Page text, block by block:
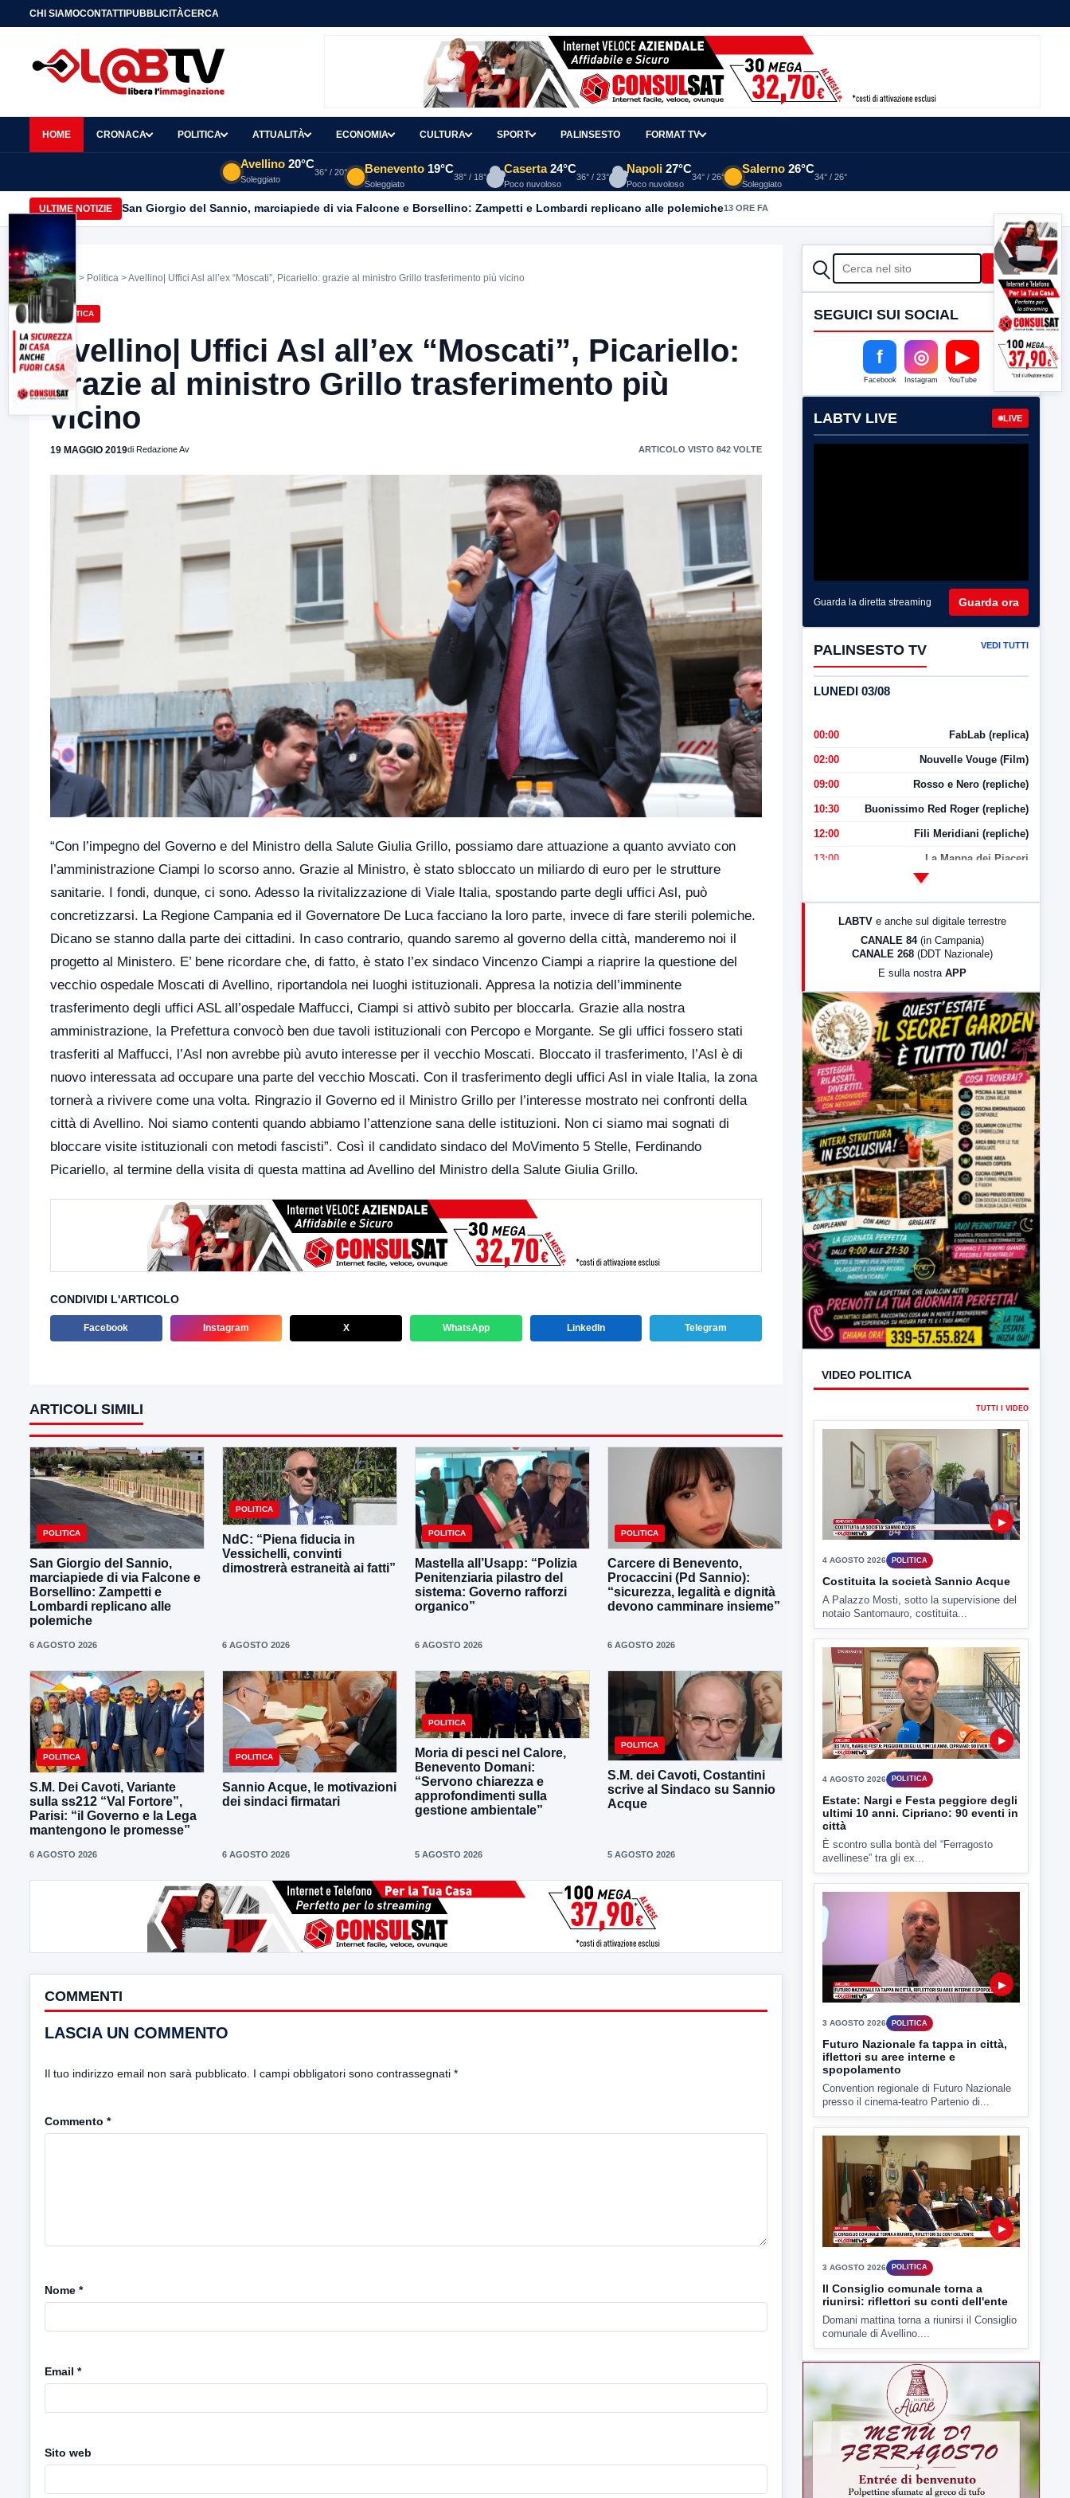
CHI SIAMOCONTATTIPUBBLICITÀCERCA
HOME CRONACA POLITICA ATTUALITÀ ECONOMIA CULTURA SPORT PALINSESTO FORMAT TV
Avellino 20°C
Soleggiato
36° / 20° Benevento 19°C
Soleggiato
38° / 18°
Caserta 24°C
Poco nuvoloso
36° / 23°
Napoli 27°C
Poco nuvoloso
34° / 26°
Salerno 26°C
Soleggiato
34° / 26°
ULTIME NOTIZIE San Giorgio del Sannio, marciapiede di via Falcone e Borsellino: Zampetti e Lombardi replicano alle polemiche13 ORE FA
Home > Politica > Avellino| Uffici Asl all’ex “Moscati”, Picariello: grazie al ministro Grillo trasferimento più vicino
POLITICA
Avellino| Uffici Asl all’ex “Moscati”, Picariello:
grazie al ministro Grillo trasferimento più
vicino
19 MAGGIO 2019di Redazione Av ARTICOLO VISTO 842 VOLTE
“Con l’impegno del Governo e del Ministro della Salute Giulia Grillo, possiamo dare attuazione a quanto avviato con
l’amministrazione Ciampi lo scorso anno. Grazie al Ministro, è stato sbloccato un miliardo di euro per le strutture
sanitarie. I fondi, dunque, ci sono. Adesso la rivitalizzazione di Viale Italia, spostando parte degli uffici Asl, può
concretizzarsi. La Regione Campania ed il Governatore De Luca facciano la loro parte, invece di fare sterili polemiche.
Dicano se stanno dalla parte dei cittadini. In caso contrario, quando saremo al governo della città, manderemo noi il
progetto al Ministero. E’ bene ricordare che, di fatto, è stato l’ex sindaco Vincenzo Ciampi a riaprire la questione del
vecchio ospedale Moscati di Avellino, riportandola nei luoghi istituzionali. Appresa la notizia dell’imminente
trasferimento degli uffici ASL all’ospedale Maffucci, Ciampi si attivò subito per bloccarla. Grazie alla nostra
amministrazione, la Prefettura convocò ben due tavoli istituzionali con Percopo e Morgante. Se gli uffici fossero stati
trasferiti al Maffucci, l’Asl non avrebbe più avuto interesse per il vecchio Moscati. Bloccato il trasferimento, l’Asl è di
nuovo interessata ad occupare una parte del vecchio Moscati. Con il trasferimento degli uffici Asl in viale Italia, la zona
tornerà a rivivere come una volta. Ringrazio il Governo ed il Ministro Grillo per l’interesse mostrato nei confronti della
città di Avellino. Noi siamo contenti quando abbiamo l’attenzione sana delle istituzioni. Non ci siamo mai sognati di
bloccare visite istituzionali con metodi fascisti”. Così il candidato sindaco del MoVimento 5 Stelle, Ferdinando
Picariello, al termine della visita di questa mattina ad Avellino del Ministro della Salute Giulia Grillo.
CONDIVIDI L'ARTICOLO
Facebook Instagram X WhatsApp LinkedIn Telegram
ARTICOLI SIMILI
POLITICA
San Giorgio del Sannio,
marciapiede di via Falcone e
Borsellino: Zampetti e
Lombardi replicano alle
polemiche
6 AGOSTO 2026
POLITICA
NdC: “Piena fiducia in
Vessichelli, convinti
dimostrerà estraneità ai fatti”
6 AGOSTO 2026
POLITICA
Mastella all’Usapp: “Polizia
Penitenziaria pilastro del
sistema: Governo rafforzi
organico”
6 AGOSTO 2026
POLITICA
Carcere di Benevento,
Procaccini (Pd Sannio):
“sicurezza, legalità e dignità
devono camminare insieme”
6 AGOSTO 2026
POLITICA
S.M. Dei Cavoti, Variante
sulla ss212 “Val Fortore”,
Parisi: “il Governo e la Lega
mantengono le promesse”
6 AGOSTO 2026
POLITICA
Sannio Acque, le motivazioni
dei sindaci firmatari
6 AGOSTO 2026
POLITICA
Moria di pesci nel Calore,
Benevento Domani:
“Servono chiarezza e
approfondimenti sulla
gestione ambientale”
5 AGOSTO 2026
POLITICA
S.M. dei Cavoti, Costantini
scrive al Sindaco su Sannio
Acque
5 AGOSTO 2026
COMMENTI
LASCIA UN COMMENTO
Il tuo indirizzo email non sarà pubblicato. I campi obbligatori sono contrassegnati *
Commento *
Nome *
Email *
Sito web
CERCA Cerca
SEGUICI SUI SOCIAL
f
Facebook
◎
Instagram
▶
YouTube
LABTV LIVE LIVE
Guarda la diretta streaming Guarda ora
PALINSESTO TV VEDI TUTTI
LUNEDI 03/08
00:00 FabLab (replica)
02:00 Nouvelle Vouge (Film)
09:00 Rosso e Nero (repliche)
10:30 Buonissimo Red Roger (repliche)
12:00 Fili Meridiani (repliche)
13:00 La Mappa dei Piaceri
LabNews (Diretta)
23:00 LabNews (replica)
LABTV e anche sul digitale terrestre
CANALE 84 (in Campania)
CANALE 268 (DDT Nazionale)
E sulla nostra APP
VIDEO POLITICA
TUTTI I VIDEO
▶
4 AGOSTO 2026 POLITICA
Costituita la società Sannio Acque
A Palazzo Mosti, sotto la supervisione del
notaio Santomauro, costituita...
▶
4 AGOSTO 2026 POLITICA
Estate: Nargi e Festa peggiore degli
ultimi 10 anni. Cipriano: 90 eventi in
città
È scontro sulla bontà del “Ferragosto
avellinese” tra gli ex...
▶
3 AGOSTO 2026 POLITICA
Futuro Nazionale fa tappa in città,
iflettori su aree interne e
spopolamento
Convention regionale di Futuro Nazionale
presso il cinema-teatro Partenio di...
▶
3 AGOSTO 2026 POLITICA
Il Consiglio comunale torna a
riunirsi: riflettori su conti dell'ente
Domani mattina torna a riunirsi il Consiglio
comunale di Avellino....